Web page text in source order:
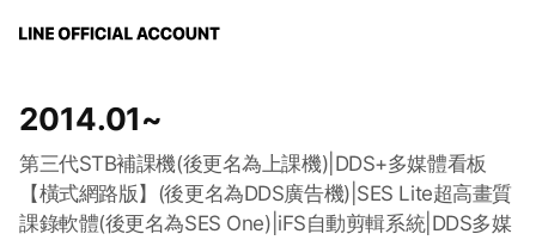
2014.01~
第三代STB補課機(後更名為上課機)|DDS+多媒體看板
【橫式網路版】(後更名為DDS廣告機)|SES Lite超高畫質
課錄軟體(後更名為SES One)|iFS自動剪輯系統|DDS多媒